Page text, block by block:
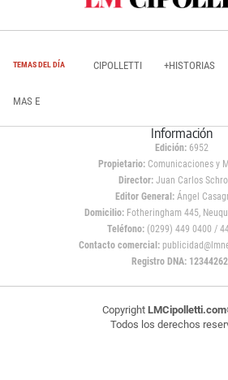
TEMAS DEL DÍA CIPOLLETTI +HISTORIAS
MAS E
Información
Edición: 6952
Propietario:Comunicaciones y
Director: Juan Carlos
Editor General:Ángel
Domicilio:Fotheringham 445,
Teléfono: (0299) 449 0400 /
Contacto comercial:
Registro DNA:
Copyright LMCipolletti.com
Todos los derechos